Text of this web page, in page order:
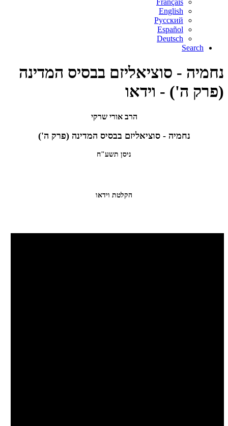
Français
English
Русский
Español
Deutsch
Search
נחמיה - סוציאליזם בבסיס המדינה
(פרק ה') - וידאו
הרב אורי שרקי
נחמיה - סוציאליזם בבסיס המדינה (פרק ה')
ניסן תשע"ח
הקלטת וידאו